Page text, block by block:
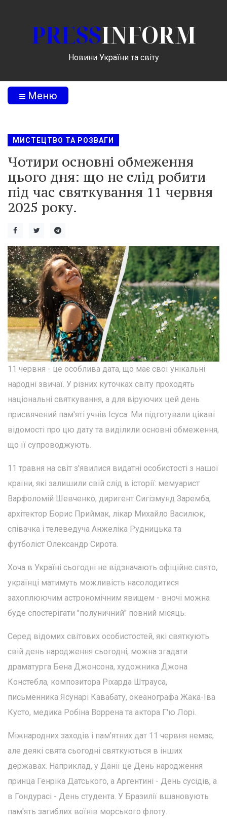
PRESSINFORM
Новини України та світу
Меню
МИСТЕЦТВО ТА РОЗВАГИ
Чотири основні обмеження
цього дня: що не слід робити
під час святкування 11 червня
2025 року.
11 червня - це особлива дата, що має свої унікальні
народні звичаї. У різних куточках світу проходять
національні святкування, а для віруючих цей день
присвячений пам'яті учнів Ісуса. Ми підготували цікаві
відомості про цю дату та виділили основні обмеження,
що її супроводжують.
11 травня на світ з'явилися видатні особистості з нашої
країни, які залишили свій слід в історії: мемуарист
Варфоломій Шевченко, диригент Сигізмунд Заремба,
архітектор Борис Приймак, лікар Михайло Василюк,
співачка і телеведуча Анжеліка Рудницька та
футболіст Олександр Сирота.
Хоча в Україні сьогодні не відзначають офіційне свято,
українці матимуть можливість насолодитися
захоплюючим астрономічним явищем - вночі можна
буде спостерігати "полуничний" повний місяць.
Серед відомих світових особистостей, які святкують
свій день народження сьогодні, можна згадати
драматурга Бена Джонсона, художника Джона
Констебла, композитора Ріхарда Штрауса,
письменника Ясунарі Кавабату, океанографа Жака-Іва
Кусто, медика Робіна Воррена та актора Г'ю Лорі.
Міжнародних заходів і пам'ятних дат 11 червня немає,
але деякі свята сьогодні святкуються в інших
державах. Наприклад, у Данії це День народження
принца Генріка Датського, а Аргентині - День сусідів, а
в Гондурасі - День студента. У Бразилії вшановують
пам'ять загиблих воїнів морського флоту.